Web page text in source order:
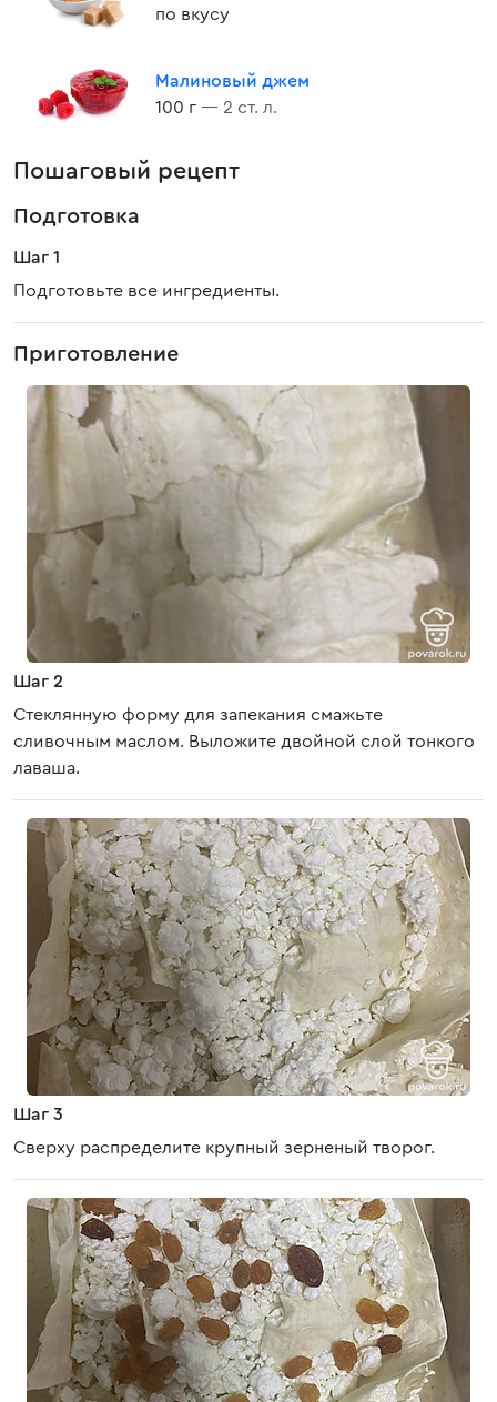
по вкусу
Малиновый джем
100 г — 2 ст. л.
Пошаговый рецепт
Подготовка
Шаг 1
Подготовьте все ингредиенты.
Приготовление
Шаг 2
Стеклянную форму для запекания смажьте
сливочным маслом. Выложите двойной слой тонкого
лаваша.
Шаг 3
Сверху распределите крупный зерненый творог.